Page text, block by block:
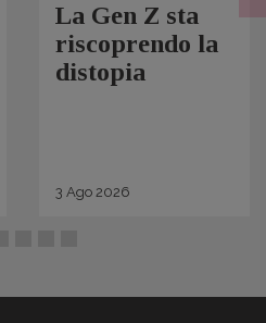
La Gen Z sta
riscoprendo la
distopia
3 Ago 2026